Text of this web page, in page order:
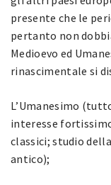
presente che le
pertanto non
Medioevo ed
rinascimentale si
L’Umanesimo
interesse
classici; studio
antico);